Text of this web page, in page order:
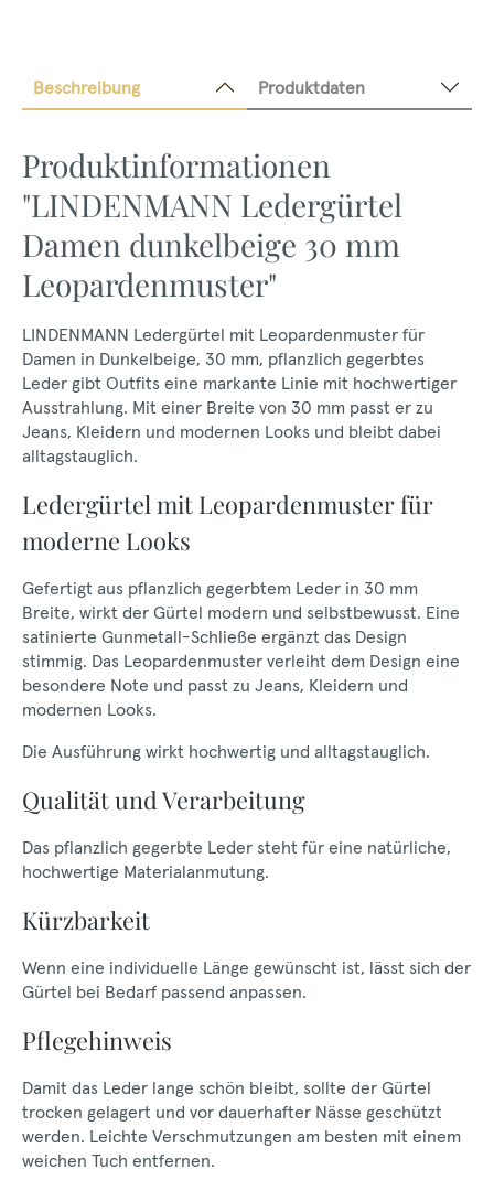
Beschreibung Produktdaten
Produktinformationen
"LINDENMANN Ledergürtel
Damen dunkelbeige 30 mm
Leopardenmuster"
LINDENMANN Ledergürtel mit Leopardenmuster für
Damen in Dunkelbeige, 30 mm, pflanzlich gegerbtes
Leder gibt Outfits eine markante Linie mit hochwertiger
Ausstrahlung. Mit einer Breite von 30 mm passt er zu
Jeans, Kleidern und modernen Looks und bleibt dabei
alltagstauglich.
Ledergürtel mit Leopardenmuster für
moderne Looks
Gefertigt aus pflanzlich gegerbtem Leder in 30 mm
Breite, wirkt der Gürtel modern und selbstbewusst. Eine
satinierte Gunmetall-Schließe ergänzt das Design
stimmig. Das Leopardenmuster verleiht dem Design eine
besondere Note und passt zu Jeans, Kleidern und
modernen Looks.
Die Ausführung wirkt hochwertig und alltagstauglich.
Qualität und Verarbeitung
Das pflanzlich gegerbte Leder steht für eine natürliche,
hochwertige Materialanmutung.
Kürzbarkeit
Wenn eine individuelle Länge gewünscht ist, lässt sich der
Gürtel bei Bedarf passend anpassen.
Pflegehinweis
Damit das Leder lange schön bleibt, sollte der Gürtel
trocken gelagert und vor dauerhafter Nässe geschützt
werden. Leichte Verschmutzungen am besten mit einem
weichen Tuch entfernen.